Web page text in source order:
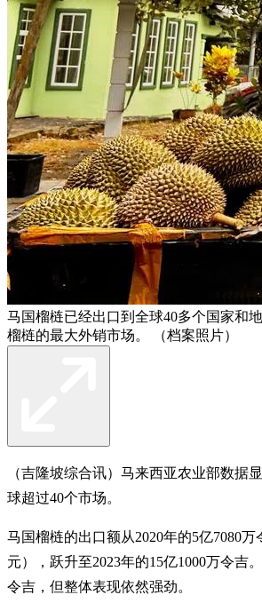
马国榴梿已经出口到全球40多个国家和
榴梿的最大外销市场。 （档案照片）
（吉隆坡综合讯）马来西亚农业部数据
球超过40个市场。
马国榴梿的出口额从2020年的5亿7080万
元），跃升至2023年的15亿1000万令吉
令吉，但整体表现依然强劲。